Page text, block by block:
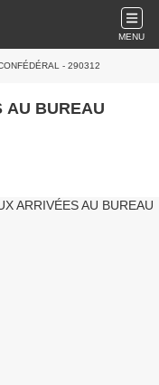
MENU
- 290312
AU BUREAU